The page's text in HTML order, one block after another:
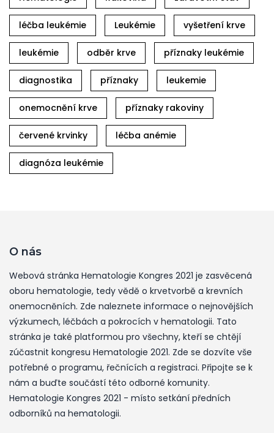
léčba leukémie Leukémie vyšetření krve
leukémie odběr krve příznaky leukémie
diagnostika příznaky leukemie
onemocnění krve příznaky rakoviny
červené krvinky léčba anémie
diagnóza leukémie
O nás
Webová stránka Hematologie Kongres 2021 je zasvěcená
oboru hematologie, tedy vědě o krvetvorbě a krevních
onemocněních. Zde naleznete informace o nejnovějších
výzkumech, léčbách a pokrocích v hematologii. Tato
stránka je také platformou pro všechny, kteří se chtějí
zúčastnit kongresu Hematologie 2021. Zde se dozvíte vše
potřebné o programu, řečnících a registraci. Připojte se k
nám a buďte součástí této odborné komunity.
Hematologie Kongres 2021 - místo setkání předních
odborníků na hematologii.